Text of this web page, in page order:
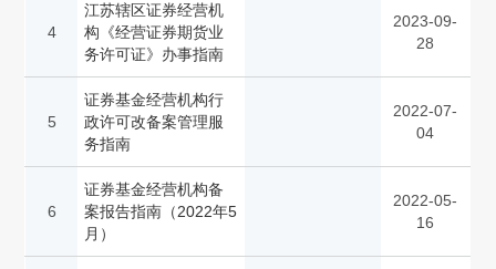
4
江苏辖区证券经营机
构《经营证券期货业
务许可证》办事指南
2023-09-
28
5
证券基金经营机构行
政许可改备案管理服
务指南
2022-07-
04
6
证券基金经营机构备
案报告指南（2022年5
月）
2022-05-
16